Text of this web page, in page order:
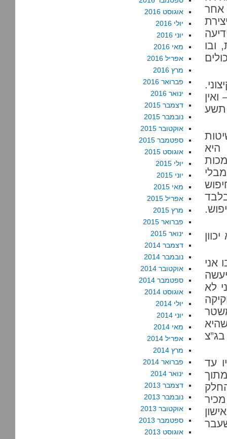
אחר
ובו
תשע
היא
אני
לא
עד
אוגוסט 2016
יולי 2016
יוני 2016
מאי 2016
אפריל 2016
מרץ 2016
פברואר 2016
ינואר 2016
דצמבר 2015
נובמבר 2015
אוקטובר 2015
ספטמבר 2015
אוגוסט 2015
יולי 2015
יוני 2015
מאי 2015
אפריל 2015
מרץ 2015
פברואר 2015
ינואר 2015
דצמבר 2014
נובמבר 2014
אוקטובר 2014
ספטמבר 2014
אוגוסט 2014
יולי 2014
יוני 2014
מאי 2014
אפריל 2014
מרץ 2014
פברואר 2014
ינואר 2014
דצמבר 2013
נובמבר 2013
אוקטובר 2013
ספטמבר 2013
אוגוסט 2013